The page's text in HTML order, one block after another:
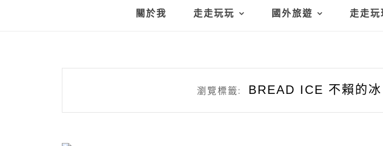
關於我 走走玩玩 國外旅遊 走走
瀏覽標籤: BREAD ICE 不賴的冰